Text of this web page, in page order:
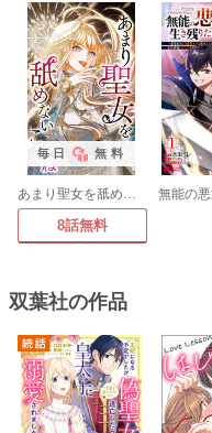
毎日 無料
あまり聖女を舐めないことね
8話無料
双葉社の作品